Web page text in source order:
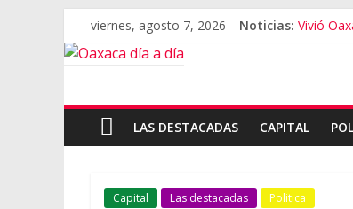
viernes, agosto 7, 2026 Noticias: Vivió
LAS DESTACADAS
CAPITAL
Capital Las destacadas Politica